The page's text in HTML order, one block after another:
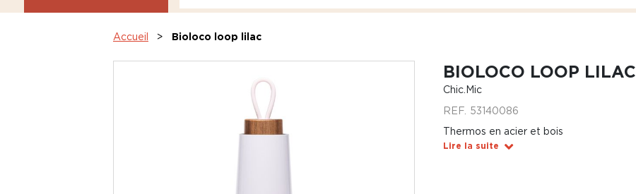
Accueil Bioloco loop lilac
BIOLOCO LOOP LILAC
Chic.Mic
REF. 53140086
Thermos en acier et bois
Lire la suite